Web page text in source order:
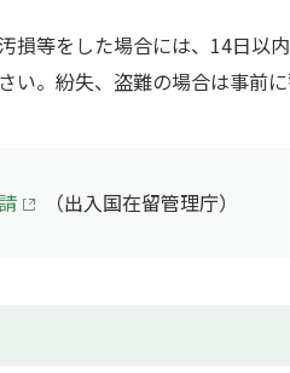
損等をした場合には、14日以
。紛失、盗難の場合は事前に
（出入国在留管理庁）